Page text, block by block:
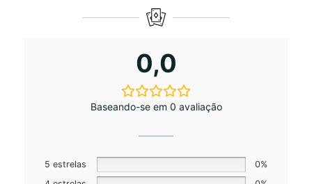
0,0
Baseando-se em 0 avaliação
5 estrelas
0%